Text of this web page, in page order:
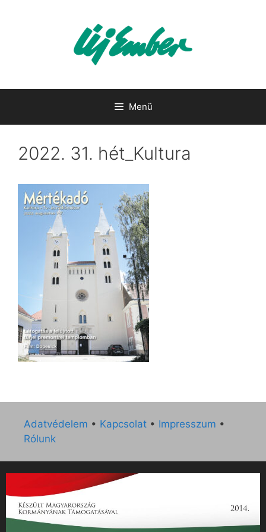
Menü
2022. 31. hét_Kultura
Adatvédelem • Kapcsolat • Impresszum •
Rólunk